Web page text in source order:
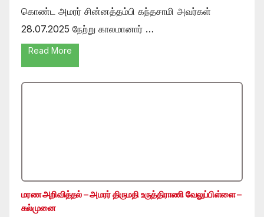
கொண்ட அமரர் சின்னத்தம்பி கந்தசாமி அவர்கள்
28.07.2025 நேற்று காலமானார் …
Read More
மரண அறிவித்தல் – அமரர் திருமதி உருத்திராணி வேலுப்பிள்ளை –
கல்முனை